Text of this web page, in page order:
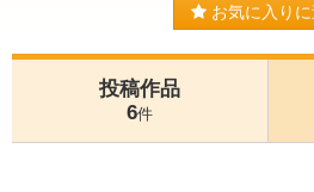
お気に入りに
投稿作品
6件